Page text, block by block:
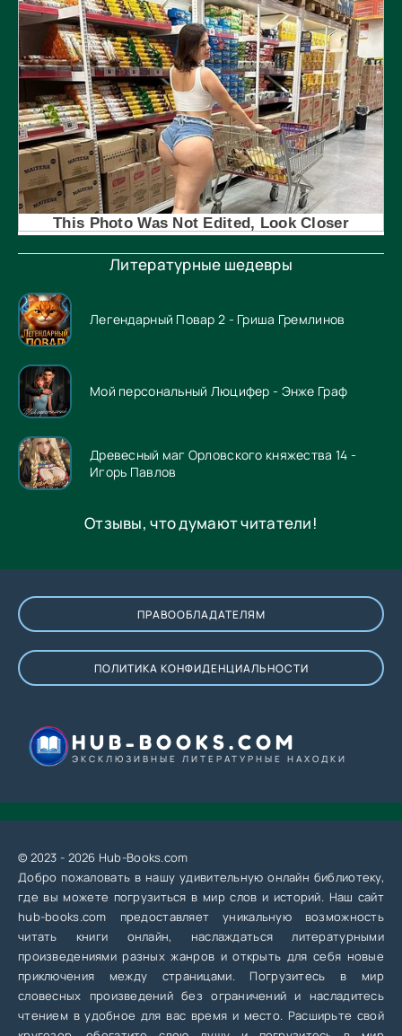
Литературные шедевры
Легендарный Повар 2 - Гриша Гремлинов
Мой персональный Люцифер - Энже Граф
Древесный маг Орловского княжества 14 -
Игорь Павлов
Отзывы, что думают читатели!
ПРАВООБЛАДАТЕЛЯМ
ПОЛИТИКА КОНФИДЕНЦИАЛЬНОСТИ
HUB-BOOKS.COM
ЭКСКЛЮЗИВНЫЕ ЛИТЕРАТУРНЫЕ НАХОДКИ
© 2023 - 2026 Hub-Books.com
Добро пожаловать в нашу удивительную онлайн библиотеку,
где вы можете погрузиться в мир слов и историй. Наш сайт
hub-books.com предоставляет уникальную возможность
читать книги онлайн, наслаждаться литературными
произведениями разных жанров и открыть для себя новые
приключения между страницами. Погрузитесь в мир
словесных произведений без ограничений и насладитесь
чтением в удобное для вас время и место. Расширьте свой